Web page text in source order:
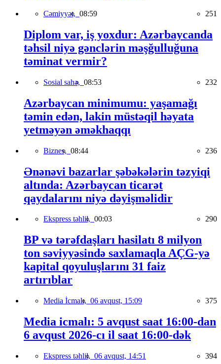
Cəmiyyət, 08:59 251
Diplom var, iş yoxdur: Azərbaycanda
təhsil niyə gənclərin məşğulluğuna
təminat vermir?
Sosial sahə, 08:53 232
Azərbaycan minimumu: yaşamağı
təmin edən, lakin müstəqil həyata
yetməyən əməkhaqqı
Biznes, 08:44 236
Ənənəvi bazarlar şəbəkələrin təzyiqi
altında: Azərbaycan ticarət
qaydalarını niyə dəyişməlidir
Ekspress təhlil, 00:03 290
BP və tərəfdaşları hasilatı 8 milyon
ton səviyyəsində saxlamaqla AÇG-yə
kapital qoyuluşlarını 31 faiz
artırıblar
Media İcmalı, 06 avqust, 15:09 375
Media icmalı: 5 avqust saat 16:00-dan
6 avqust 2026-cı il saat 16:00-dək
Ekspress təhlil, 06 avqust, 14:51 394